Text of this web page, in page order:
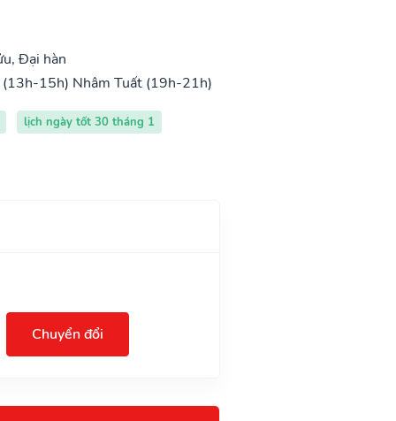
Đại hàn
(13h-15h) Nhâm Tuất (19h-21h)
lịch ngày tốt 30 tháng 1
Chuyển đổi